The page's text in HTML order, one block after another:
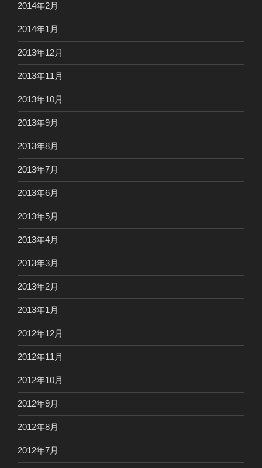
2014年2月
2014年1月
2013年12月
2013年11月
2013年10月
2013年9月
2013年8月
2013年7月
2013年6月
2013年5月
2013年4月
2013年3月
2013年2月
2013年1月
2012年12月
2012年11月
2012年10月
2012年9月
2012年8月
2012年7月